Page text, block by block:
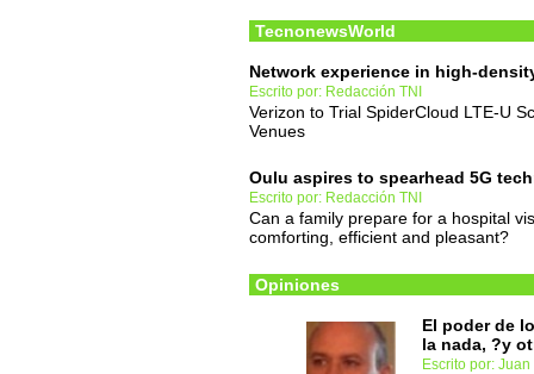
TecnonewsWorld
Network experience in high-
Escrito por: Redacción TNI
Verizon to Trial SpiderCloud LTE-U
Venues
Oulu aspires to spearhead 5G
Escrito por: Redacción TNI
Can a family prepare for a hospital
comforting, efficient and pleasant?
Opiniones
El poder de
la nada, ?y
Escrito por: